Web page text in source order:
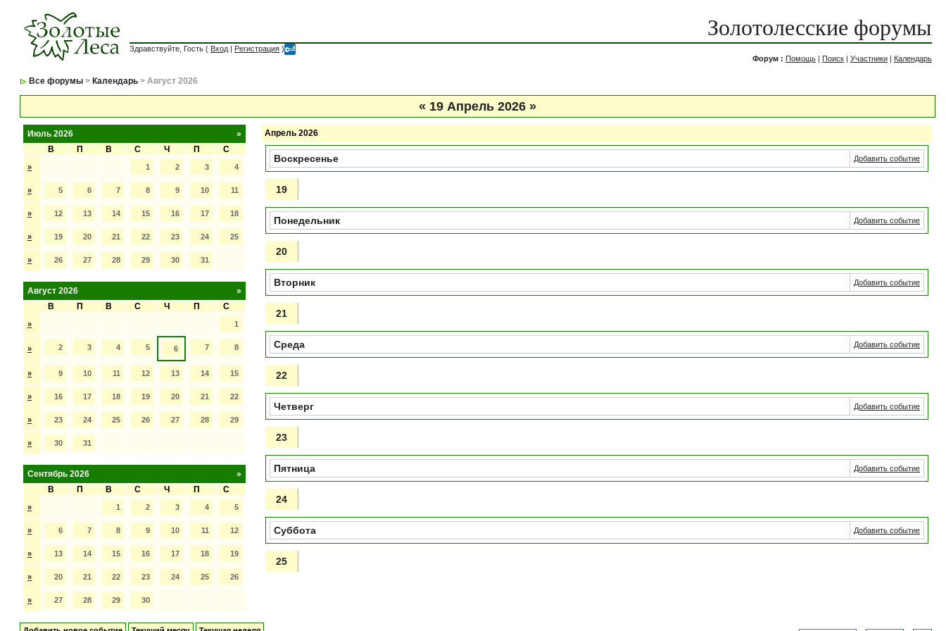
Золотолесские форумы
Здравствуйте, Гость ( Вход | Регистрация )
Форум : Помощь | Поиск | Участники | Календарь
Все форумы > Календарь > Август 2026
« 19 Апрель 2026 »
»
Июль 2026
В
П В С Ч П С
» 1 2 3 4
» 5 6 7 8 9 10 11
» 12 13 14 15 16 17 18
» 19 20 21 22 23 24 25
» 26 27 28 29 30 31
»
Август 2026
В
П В С Ч П С
» 1
» 2 3 4 5 6 7 8
» 9 10 11 12 13 14 15
» 16 17 18 19 20 21 22
» 23 24 25 26 27 28 29
» 30 31
»
Сентябрь 2026
В
П В С Ч П С
» 1 2 3 4 5
» 6 7 8 9 10 11 12
» 13 14 15 16 17 18 19
» 20 21 22 23 24 25 26
» 27 28 29 30
Апрель 2026
Добавить событие
Воскресенье
19
Добавить событие
Понедельник
20
Добавить событие
Вторник
21
Добавить событие
Среда
22
Добавить событие
Четверг
23
Добавить событие
Пятница
24
Добавить событие
Суббота
25